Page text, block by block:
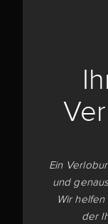
Ein
und
Wir
der